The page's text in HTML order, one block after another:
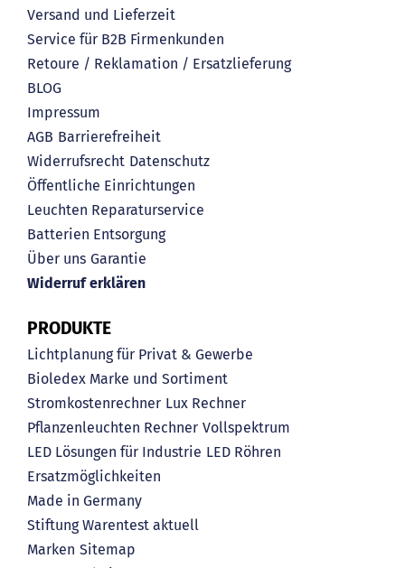
Versand und Lieferzeit
Service für B2B Firmenkunden
Retoure / Reklamation / Ersatzlieferung
BLOG
Impressum
AGB Barrierefreiheit
Widerrufsrecht Datenschutz
Öffentliche Einrichtungen
Leuchten Reparaturservice
Batterien Entsorgung
Über uns Garantie
Widerruf erklären
PRODUKTE
Lichtplanung für Privat & Gewerbe
Bioledex Marke und Sortiment
Stromkostenrechner Lux Rechner
Pflanzenleuchten Rechner Vollspektrum
LED Lösungen für Industrie LED Röhren
Ersatzmöglichkeiten
Made in Germany
Stiftung Warentest aktuell
Marken Sitemap